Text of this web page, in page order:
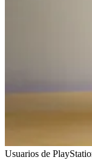
Usuarios de